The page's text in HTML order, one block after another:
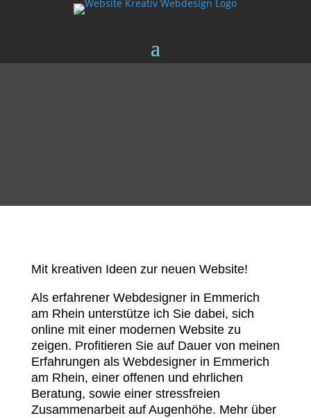
Mit kreativen Ideen zur neuen Website!
Als erfahrener Webdesigner in Emmerich
am Rhein unterstütze ich Sie dabei, sich
online mit einer modernen Website zu
zeigen. Profitieren Sie auf Dauer von meinen
Erfahrungen als Webdesigner in Emmerich
am Rhein, einer offenen und ehrlichen
Beratung, sowie einer stressfreien
Zusammenarbeit auf Augenhöhe. Mehr über